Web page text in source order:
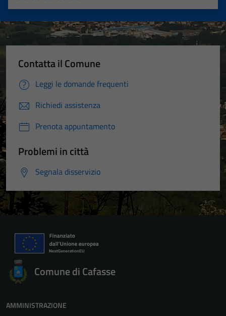
Valuta 5 stelle su 5
Valuta 4 stelle su 5
Valuta 3 stelle su 5
Valuta 2 stelle su 5
Valuta 1 stelle su 5
Contatta il Comune
Leggi le domande frequenti
Richiedi assistenza
Prenota appuntamento
Problemi in città
Segnala disservizio
Comune di Cafasse
AMMINISTRAZIONE